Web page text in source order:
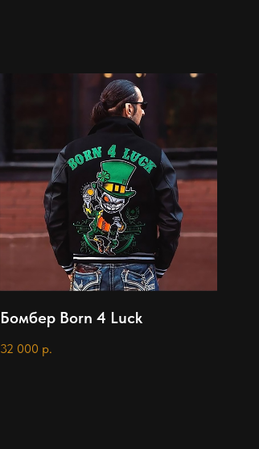
Бомбер Born 4 Luck
32 000 р.